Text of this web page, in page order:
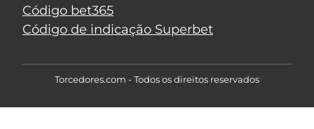
Código bet365
Código de indicação Superbet
Torcedores.com - Todos os direitos reservados